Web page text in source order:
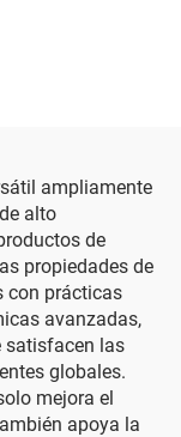
ampliamente
alto
de
propiedades de
con prácticas
avanzadas,
satisfacen las
globales.
mejora el
apoya la